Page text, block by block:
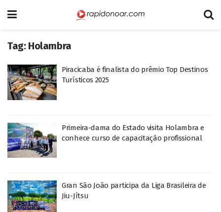
Tag: Holambra
Piracicaba é finalista do prêmio Top Destinos
Turísticos 2025
Primeira-dama do Estado visita Holambra e
conhece curso de capacitação profissional
Gran São João participa da Liga Brasileira de
Jiu-Jítsu